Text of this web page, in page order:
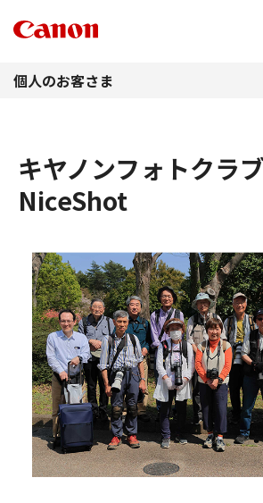
個人のお客さま
キヤノンフォトクラ
NiceShot